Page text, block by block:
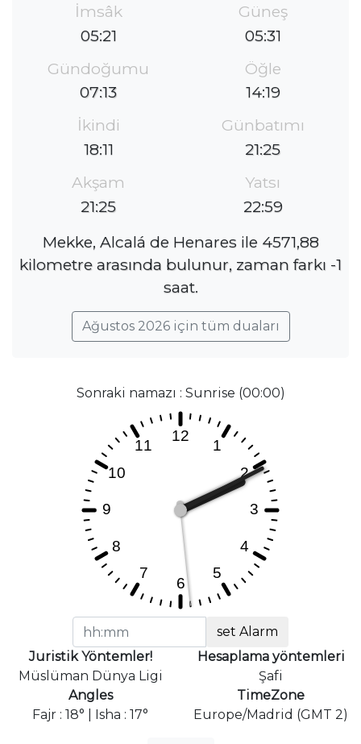
İmsâk
05:21
Güneş
05:31
Gündoğumu
07:13
Öğle
14:19
İkindi
18:11
Günbatımı
21:25
Akşam
21:25
Yatsı
22:59
Mekke, Alcalá de Henares ile 4571,88
kilometre arasında bulunur, zaman farkı -1
saat.
Ağustos 2026 için tüm duaları
Sonraki namazı : Sunrise (00:00)
set Alarm
Juristik Yöntemler!
Müslüman Dünya Ligi
Hesaplama yöntemleri
Şafi
Angles
Fajr : 18° | Isha : 17°
TimeZone
Europe/Madrid (GMT 2)